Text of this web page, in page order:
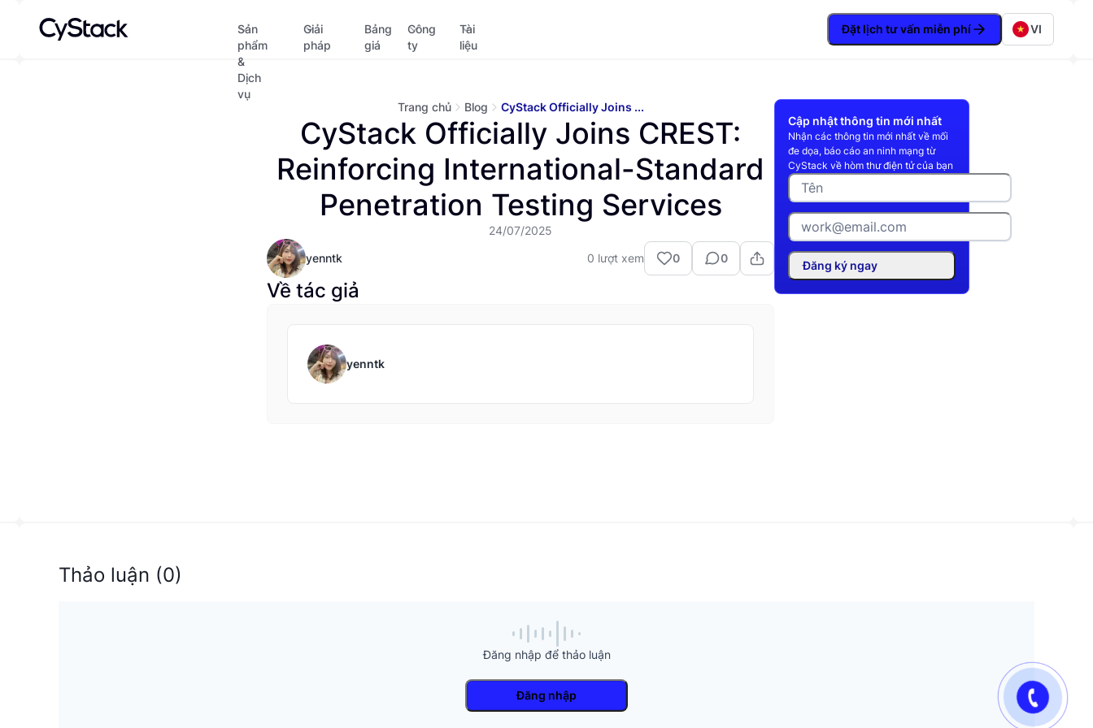
Sản
phẩm
&
Dịch
vụ
Giải
pháp
Bảng
giá
Công
ty
Tài
liệu
Đặt lịch tư vấn miễn phí VI
Trang chủ Blog CyStack Officially Joins ...
CyStack Officially Joins CREST:
Reinforcing International-Standard
Penetration Testing Services
24/07/2025
yenntk
0 lượt xem 0 0
Về tác giả
yenntk
Cập nhật thông tin mới nhất
Nhận các thông tin mới nhất về mối
đe dọa, báo cáo an ninh mạng từ
CyStack về hòm thư điện tử của bạn
Đăng ký ngay
Thảo luận (0)
Đăng nhập để thảo luận
Đăng nhập